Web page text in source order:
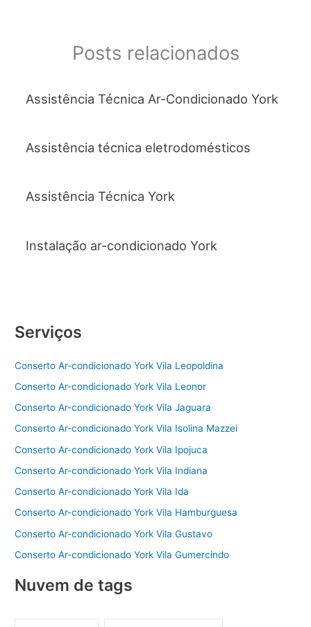
k
p
Posts relacionados
Assistência Técnica Ar-Condicionado York
Assistência técnica eletrodomésticos
Assistência Técnica York
Instalação ar-condicionado York
Serviços
Conserto Ar-condicionado York Vila Leopoldina
Conserto Ar-condicionado York Vila Leonor
Conserto Ar-condicionado York Vila Jaguara
Conserto Ar-condicionado York Vila Isolina Mazzei
Conserto Ar-condicionado York Vila Ipojuca
Conserto Ar-condicionado York Vila Indiana
Conserto Ar-condicionado York Vila Ida
Conserto Ar-condicionado York Vila Hamburguesa
Conserto Ar-condicionado York Vila Gustavo
Conserto Ar-condicionado York Vila Gumercindo
Nuvem de tags